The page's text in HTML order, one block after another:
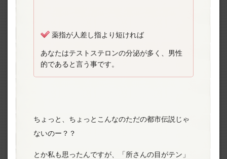
薬指が人差し指より短ければ
あなたはテストステロンの分泌が多く、男性
的であると言う事です。
ちょっと、ちょっとこんなのただの都市伝説じゃ
ないのー？？
とか私も思ったんですが、「所さんの目がテン」